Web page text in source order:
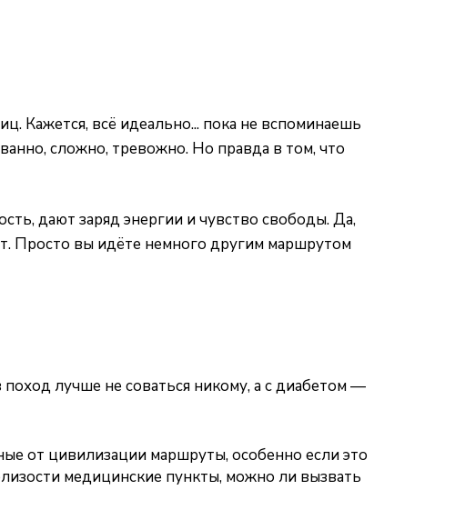
Кажется, всё идеально... пока не вспоминаешь
сложно, тревожно. Но правда в том, что
дают заряд энергии и чувство свободы. Да,
Просто вы идёте немного другим маршрутом
поход лучше не соваться никому, а с диабетом —
от цивилизации маршруты, особенно если это
медицинские пункты, можно ли вызвать